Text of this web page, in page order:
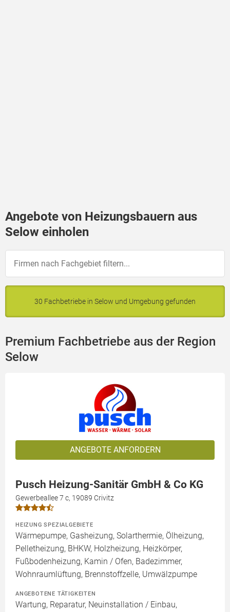
Angebote von Heizungsbauern aus
Selow einholen
30 Fachbetriebe in Selow und Umgebung gefunden
Premium Fachbetriebe aus der Region
Selow
ANGEBOTE ANFORDERN
Pusch Heizung-Sanitär GmbH & Co KG
Gewerbeallee 7 c, 19089 Crivitz
HEIZUNG SPEZIALGEBIETE
Wärmepumpe, Gasheizung, Solarthermie, Ölheizung,
Pelletheizung, BHKW, Holzheizung, Heizkörper,
Fußbodenheizung, Kamin / Ofen, Badezimmer,
Wohnraumlüftung, Brennstoffzelle, Umwälzpumpe
ANGEBOTENE TÄTIGKEITEN
Wartung, Reparatur, Neuinstallation / Einbau,